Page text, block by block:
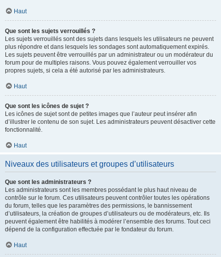
Haut
Que sont les sujets verrouillés ?
Les sujets verrouillés sont des sujets dans lesquels les utilisateurs ne peuvent
plus répondre et dans lesquels les sondages sont automatiquement expirés.
Les sujets peuvent être verrouillés par un administrateur ou un modérateur du
forum pour de multiples raisons. Vous pouvez également verrouiller vos
propres sujets, si cela a été autorisé par les administrateurs.
Haut
Que sont les icônes de sujet ?
Les icônes de sujet sont de petites images que l’auteur peut insérer afin
d’illustrer le contenu de son sujet. Les administrateurs peuvent désactiver cette
fonctionnalité.
Haut
Niveaux des utilisateurs et groupes d’utilisateurs
Que sont les administrateurs ?
Les administrateurs sont les membres possédant le plus haut niveau de
contrôle sur le forum. Ces utilisateurs peuvent contrôler toutes les opérations
du forum, telles que les paramètres des permissions, le bannissement
d’utilisateurs, la création de groupes d’utilisateurs ou de modérateurs, etc. Ils
peuvent également être habilités à modérer l’ensemble des forums. Tout ceci
dépend de la configuration effectuée par le fondateur du forum.
Haut